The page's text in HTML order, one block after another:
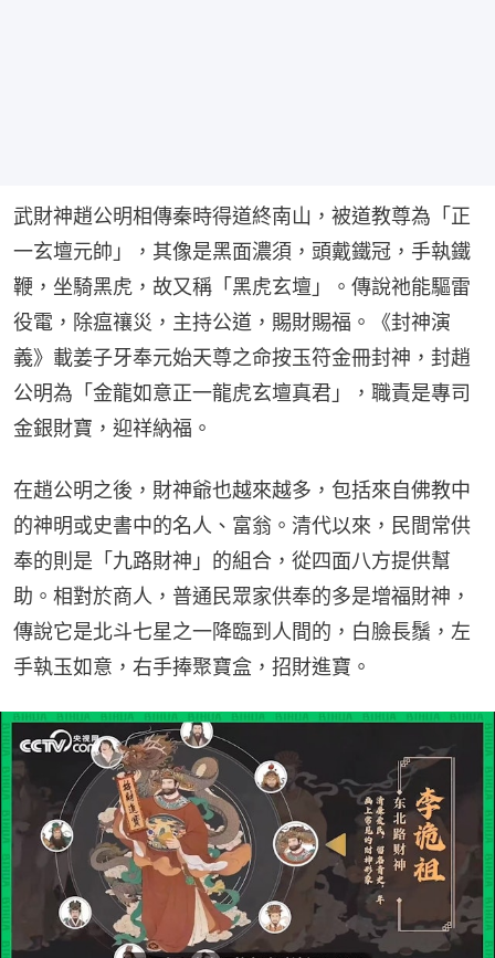
武財神趙公明相傳秦時得道終南山，被道教尊為「正
一玄壇元帥」，其像是黑面濃須，頭戴鐵冠，手執鐵
鞭，坐騎黑虎，故又稱「黑虎玄壇」。傳說祂能驅雷
役電，除瘟禳災，主持公道，賜財賜福。《封神演
義》載姜子牙奉元始天尊之命按玉符金冊封神，封趙
公明為「金龍如意正一龍虎玄壇真君」，職責是專司
金銀財寶，迎祥納福。
在趙公明之後，財神爺也越來越多，包括來自佛教中
的神明或史書中的名人、富翁。清代以來，民間常供
奉的則是「九路財神」的組合，從四面八方提供幫
助。相對於商人，普通民眾家供奉的多是增福財神，
傳說它是北斗七星之一降臨到人間的，白臉長鬚，左
手執玉如意，右手捧聚寶盒，招財進寶。